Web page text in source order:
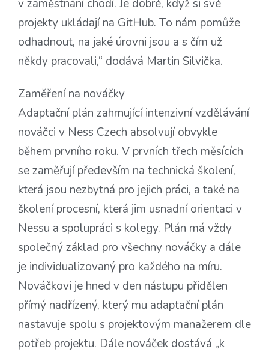
v zaměstnání chodí. Je dobré, když si své
projekty ukládají na GitHub. To nám pomůže
odhadnout, na jaké úrovni jsou a s čím už
někdy pracovali,“ dodává Martin Silvička.
Zaměření na nováčky
Adaptační plán zahrnující intenzivní vzdělávání
nováčci v Ness Czech absolvují obvykle
během prvního roku. V prvních třech měsících
se zaměřují především na technická školení,
která jsou nezbytná pro jejich práci, a také na
školení procesní, která jim usnadní orientaci v
Nessu a spolupráci s kolegy. Plán má vždy
společný základ pro všechny nováčky a dále
je individualizovaný pro každého na míru.
Nováčkovi je hned v den nástupu přidělen
přímý nadřízený, který mu adaptační plán
nastavuje spolu s projektovým manažerem dle
potřeb projektu. Dále nováček dostává „k